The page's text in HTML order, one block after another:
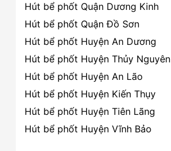
Hút bể phốt Quận Dương Kinh
Hút bể phốt Quận Đồ Sơn
Hút bể phốt Huyện An Dương
Hút bể phốt Huyện Thủy Nguyên
Hút bể phốt Huyện An Lão
Hút bể phốt Huyện Kiến Thụy
Hút bể phốt Huyện Tiên Lãng
Hút bể phốt Huyện Vĩnh Bảo